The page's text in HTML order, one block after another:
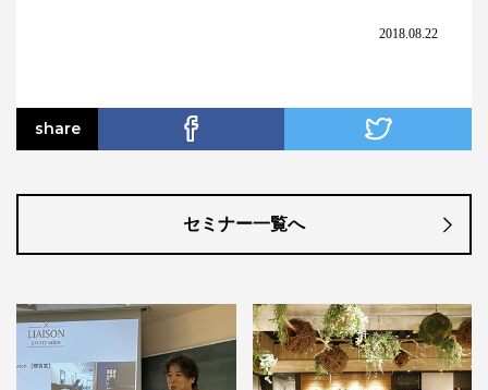
2018.08.22
share
セミナー一覧へ